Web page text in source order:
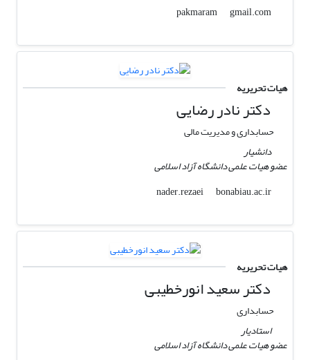
pakmaram
gmail.com
هیات تحریریه
دکتر نادر رضایی
حسابداری و مدیریت مالی
دانشیار
عضو هیات علمی دانشگاه آزاد اسلامی
nader.rezaei
bonabiau.ac.ir
هیات تحریریه
دکتر سعید انورخطیبی
حسابداری
استادیار
عضو هیات علمی دانشگاه آزاد اسلامی